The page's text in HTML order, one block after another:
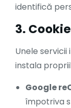
identifică
3.
Unele
instala
Google
împotriva